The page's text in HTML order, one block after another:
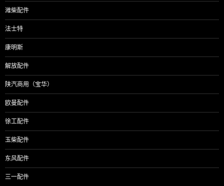
潍柴配件
法士特
康明斯
解放配件
陕汽商用（宝华）
欧曼配件
徐工配件
玉柴配件
东风配件
三一配件